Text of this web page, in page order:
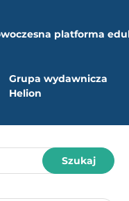
platforma
Grupa wydawnicza
Helion
Szukaj